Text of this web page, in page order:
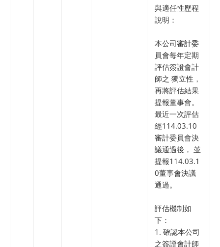
與適任性歷程
說明：
本公司審計委
員會每年定期
評估簽證會計
師之 獨立性，
再將評估結果
提報董事會。
最近一次評估
經114.03.10
審計委員會決
議通過後， 並
提報114.03.1
0董事會決議
通過。
評估機制如
下：
1. 確認本公司
之簽證會計師